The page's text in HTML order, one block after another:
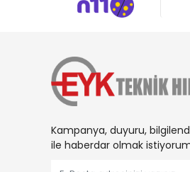
Kampanya, duyuru,
ile haberdar olmak